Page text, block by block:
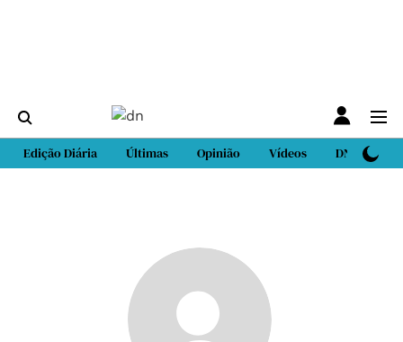
Edição Diária Últimas Opinião Vídeos DN Sport